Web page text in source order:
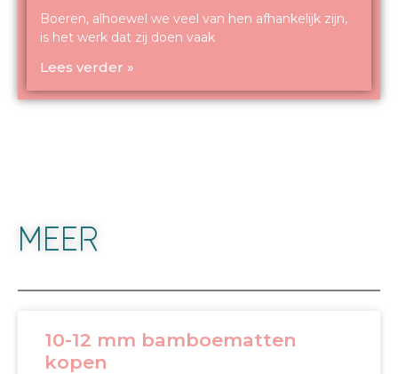
Boeren, alhoewel we veel van hen afhankelijk zijn,
is het werk dat zij doen vaak
Lees verder »
MEER
10-12 mm bamboematten
kopen